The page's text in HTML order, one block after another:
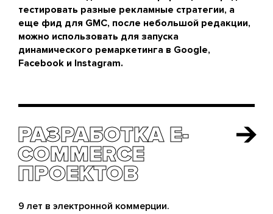
тестировать разные рекламные стратегии, а
еще фид для GMC, после небольшой редакции,
можно использовать для запуска
динамического ремаркетинга в Google,
Facebook и Instagram.
РАЗРАБОТКА E-
COMMERCE
ПРОЕКТОВ
РАЗРАБОТКА E-
COMMERCE
ПРОЕКТОВ
9 лет в электронной коммерции.